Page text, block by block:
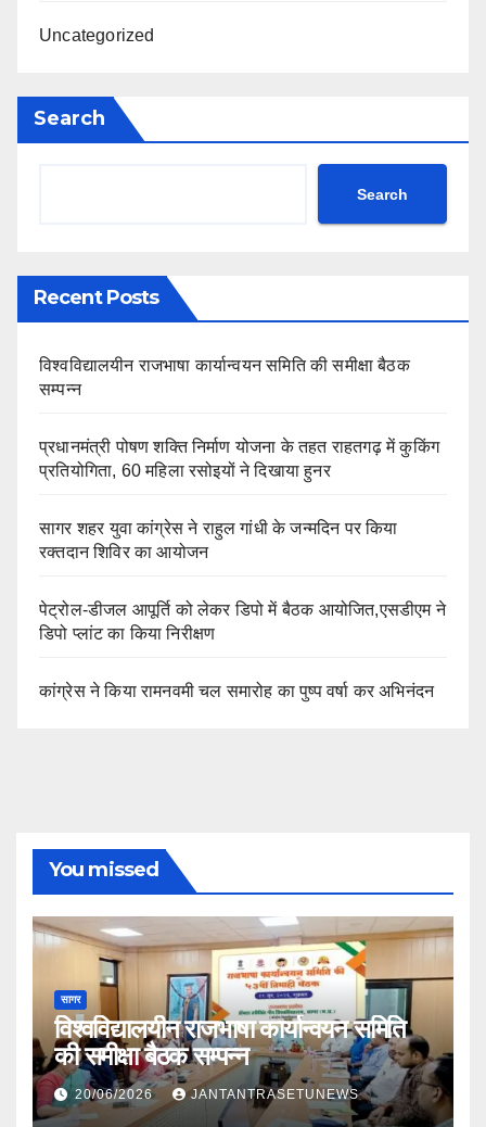
Uncategorized
Search
Search
Recent Posts
विश्वविद्यालयीन राजभाषा कार्यान्वयन समिति की समीक्षा बैठक
सम्पन्न
प्रधानमंत्री पोषण शक्ति निर्माण योजना के तहत राहतगढ़ में कुकिंग
प्रतियोगिता, 60 महिला रसोइयों ने दिखाया हुनर
सागर शहर युवा कांग्रेस ने राहुल गांधी के जन्मदिन पर किया
रक्तदान शिविर का आयोजन
पेट्रोल-डीजल आपूर्ति को लेकर डिपो में बैठक आयोजित,एसडीएम ने
डिपो प्लांट का किया निरीक्षण
कांग्रेस ने किया रामनवमी चल समारोह का पुष्प वर्षा कर अभिनंदन
You missed
सागर
विश्वविद्यालयीन राजभाषा कार्यान्वयन समिति
की समीक्षा बैठक सम्पन्न
20/06/2026 JANTANTRASETUNEWS